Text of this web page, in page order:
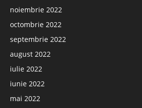
noiembrie 2022
octombrie 2022
septembrie 2022
august 2022
iulie 2022
iunie 2022
mai 2022